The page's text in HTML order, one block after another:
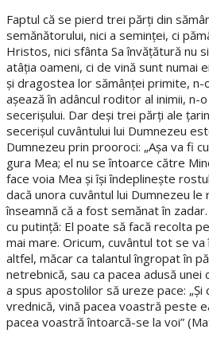
Faptul că se pierd trei părţi din
semănătorului, nici a seminţei, ci
Hristos, nici sfânta Sa învăţătură nu
atâţia oameni, ci de vină sunt numai
şi dragostea lor sămânţei primite, n-
aşează în adâncul roditor al inimii, n-
secerişului. Dar deşi trei părţi ale
secerişul cuvântului lui Dumnezeu
Dumnezeu prin prooroci: „Aşa va fi
gura Mea; el nu se întoarce către
face voia Mea şi îşi îndeplineşte
dacă unora cuvântul lui Dumnezeu
înseamnă că a fost semănat în
cu putinţă: El poate să facă recolta
mai mare. Oricum, cuvântul tot se va
altfel, măcar ca talantul îngropat în
netrebnică, sau ca pacea adusă unei
a spus apostolilor să ureze pace: „Şi
vrednică, vină pacea voastră peste
pacea voastră întoarcă-se la voi”